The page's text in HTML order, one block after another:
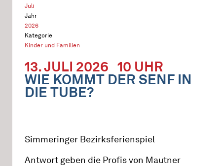
Juli
Jahr
2026
Kategorie
Kinder und Familien
13. JULI 2026 10 UHR
WIE KOMMT DER SENF IN
DIE TUBE?
Simmeringer Bezirksferienspiel
Antwort geben die Profis von Mautner